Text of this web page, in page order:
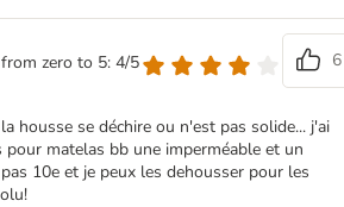
zero to 5: 4/5
6
housse se déchire ou n'est pas solide... j'ai
pour matelas bb une imperméable et un
10e et je peux les dehousser pour les